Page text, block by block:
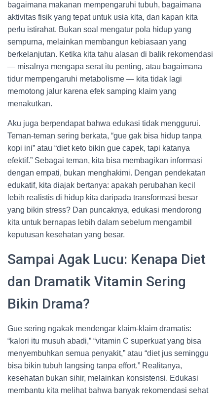
bagaimana makanan mempengaruhi tubuh, bagaimana
aktivitas fisik yang tepat untuk usia kita, dan kapan kita
perlu istirahat. Bukan soal mengatur pola hidup yang
sempurna, melainkan membangun kebiasaan yang
berkelanjutan. Ketika kita tahu alasan di balik rekomendasi
— misalnya mengapa serat itu penting, atau bagaimana
tidur mempengaruhi metabolisme — kita tidak lagi
memotong jalur karena efek samping klaim yang
menakutkan.
Aku juga berpendapat bahwa edukasi tidak menggurui.
Teman-teman sering berkata, “gue gak bisa hidup tanpa
kopi ini” atau “diet keto bikin gue capek, tapi katanya
efektif.” Sebagai teman, kita bisa membagikan informasi
dengan empati, bukan menghakimi. Dengan pendekatan
edukatif, kita diajak bertanya: apakah perubahan kecil
lebih realistis di hidup kita daripada transformasi besar
yang bikin stress? Dan puncaknya, edukasi mendorong
kita untuk bernapas lebih dalam sebelum mengambil
keputusan kesehatan yang besar.
Sampai Agak Lucu: Kenapa Diet
dan Dramatik Vitamin Sering
Bikin Drama?
Gue sering ngakak mendengar klaim-klaim dramatis:
“kalori itu musuh abadi,” “vitamin C superkuat yang bisa
menyembuhkan semua penyakit,” atau “diet jus seminggu
bisa bikin tubuh langsing tanpa effort.” Realitanya,
kesehatan bukan sihir, melainkan konsistensi. Edukasi
membantu kita melihat bahwa banyak rekomendasi sehat